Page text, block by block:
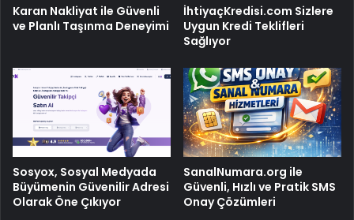
Karan Nakliyat ile Güvenli
ve Planlı Taşınma Deneyimi
İhtiyaçKredisi.com Sizlere
Uygun Kredi Teklifleri
Sağlıyor
Sosyox, Sosyal Medyada
Büyümenin Güvenilir Adresi
Olarak Öne Çıkıyor
SanalNumara.org ile
Güvenli, Hızlı ve Pratik SMS
Onay Çözümleri